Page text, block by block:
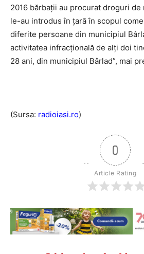
2016 bărbaţii au procurat droguri de
le-au introdus în ţară în scopul
diferite persoane din municipiul
activitatea infracţională de alţi doi
28 ani, din municipiul Bârlad”, mai
(Sursa: radioiasi.ro)
0
Article Rating